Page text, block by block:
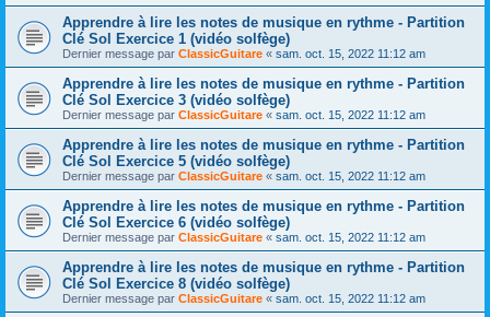
Apprendre à lire les notes de musique en rythme - Partition
Clé Sol Exercice 1 (vidéo solfège)
Dernier message par ClassicGuitare « sam. oct. 15, 2022 11:12 am
Apprendre à lire les notes de musique en rythme - Partition
Clé Sol Exercice 3 (vidéo solfège)
Dernier message par ClassicGuitare « sam. oct. 15, 2022 11:12 am
Apprendre à lire les notes de musique en rythme - Partition
Clé Sol Exercice 5 (vidéo solfège)
Dernier message par ClassicGuitare « sam. oct. 15, 2022 11:12 am
Apprendre à lire les notes de musique en rythme - Partition
Clé Sol Exercice 6 (vidéo solfège)
Dernier message par ClassicGuitare « sam. oct. 15, 2022 11:12 am
Apprendre à lire les notes de musique en rythme - Partition
Clé Sol Exercice 8 (vidéo solfège)
Dernier message par ClassicGuitare « sam. oct. 15, 2022 11:12 am